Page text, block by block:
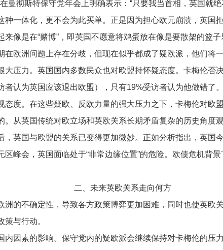
曼彻斯特保守党年会上明确表示：“只要我当首相，英国就
一体化，更不会为此买单。正是因为担心欧元崩溃，英国
像是在“赌博”，即英国不愿意将鸡蛋放在像是要散架的篮子
洲问题上存在分歧，但现在似乎都成了疑欧派，他们将
压力。英国国内多数民众也对欧盟持怀疑态度。卡梅伦否
认为英国应该退出欧盟），只有19%受访者认为他做错了
度。在这些疑欧、反欧力量的强大压力之下，卡梅伦对欧
英国传统对欧立场和英欧关系长期矛盾复杂的历史角度
英国与欧盟的关系已变得更加微妙。正如分析指出，英国
峰会，英国面临处于“非常边缘位置”的危险。欧债危机背
二、未来英欧关系走向何方
不确定性，导致各方政策博弈更加困难，同时也使英欧
与行动。
素的影响。保守党内的疑欧派会继续保持对卡梅伦的压